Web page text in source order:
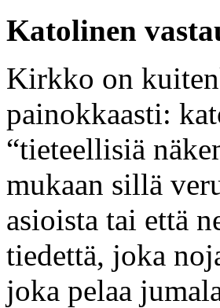
Katolinen
Kirkko on
painokkaasti:
“tieteellisiä
mukaan sillä
asioista tai että
tiedettä, joka
joka pelaa